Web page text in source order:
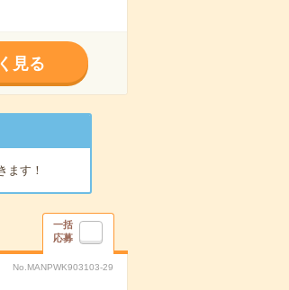
見る
ます！
一括
応募
No.MANPWK903103-29